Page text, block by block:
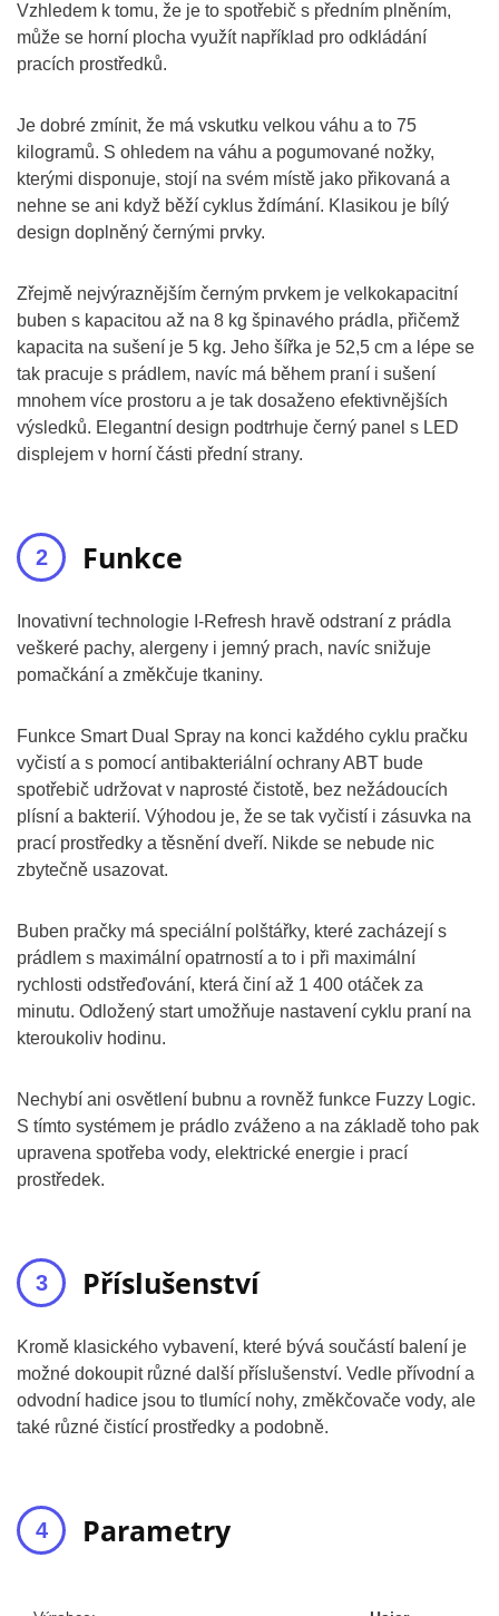
Vzhledem k tomu, že je to spotřebič s předním plněním,
může se horní plocha využít například pro odkládání
pracích prostředků.
Je dobré zmínit, že má vskutku velkou váhu a to 75
kilogramů. S ohledem na váhu a pogumované nožky,
kterými disponuje, stojí na svém místě jako přikovaná a
nehne se ani když běží cyklus ždímání. Klasikou je bílý
design doplněný černými prvky.
Zřejmě nejvýraznějším černým prvkem je velkokapacitní
buben s kapacitou až na 8 kg špinavého prádla, přičemž
kapacita na sušení je 5 kg. Jeho šířka je 52,5 cm a lépe se
tak pracuje s prádlem, navíc má během praní i sušení
mnohem více prostoru a je tak dosaženo efektivnějších
výsledků. Elegantní design podtrhuje černý panel s LED
displejem v horní části přední strany.
Funkce
Inovativní technologie I-Refresh hravě odstraní z prádla
veškeré pachy, alergeny i jemný prach, navíc snižuje
pomačkání a změkčuje tkaniny.
Funkce Smart Dual Spray na konci každého cyklu pračku
vyčistí a s pomocí antibakteriální ochrany ABT bude
spotřebič udržovat v naprosté čistotě, bez nežádoucích
plísní a bakterií. Výhodou je, že se tak vyčistí i zásuvka na
prací prostředky a těsnění dveří. Nikde se nebude nic
zbytečně usazovat.
Buben pračky má speciální polštářky, které zacházejí s
prádlem s maximální opatrností a to i při maximální
rychlosti odstřeďování, která činí až 1 400 otáček za
minutu. Odložený start umožňuje nastavení cyklu praní na
kteroukoliv hodinu.
Nechybí ani osvětlení bubnu a rovněž funkce Fuzzy Logic.
S tímto systémem je prádlo zváženo a na základě toho pak
upravena spotřeba vody, elektrické energie i prací
prostředek.
Příslušenství
Kromě klasického vybavení, které bývá součástí balení je
možné dokoupit různé další příslušenství. Vedle přívodní a
odvodní hadice jsou to tlumící nohy, změkčovače vody, ale
také různé čistící prostředky a podobně.
Parametry